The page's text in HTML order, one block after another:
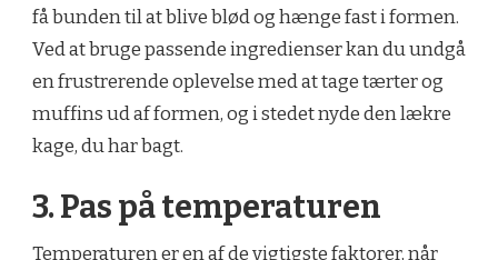
få bunden til at blive blød og hænge fast i formen.
Ved at bruge passende ingredienser kan du undgå
en frustrerende oplevelse med at tage tærter og
muffins ud af formen, og i stedet nyde den lækre
kage, du har bagt.
3. Pas på temperaturen
Temperaturen er en af de vigtigste faktorer, når